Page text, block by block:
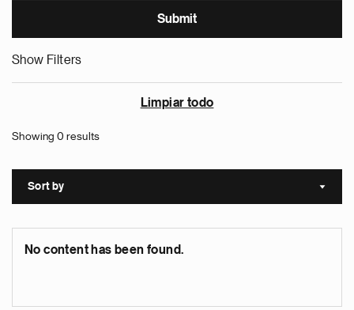
Show Filters
Limpiar todo
Showing 0 results
Sort by Sort
No content has been found.